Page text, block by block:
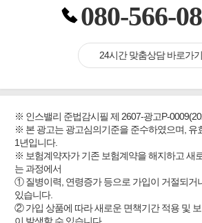
080-566-
24시간 맞춤상담 바로가
※ 인스밸리 준법감시필 제 2607-광고P-
※ 본 광고는 광고심의기준을 준수하였으며, 유
1년입니다.
※ 보험계약자가 기존 보험계약을 해지하고 새
는 과정에서
① 질병이력, 연령증가 등으로 가입이 거절되거
있습니다.
② 가입 상품에 따라 새로운 면책기간 적용 및